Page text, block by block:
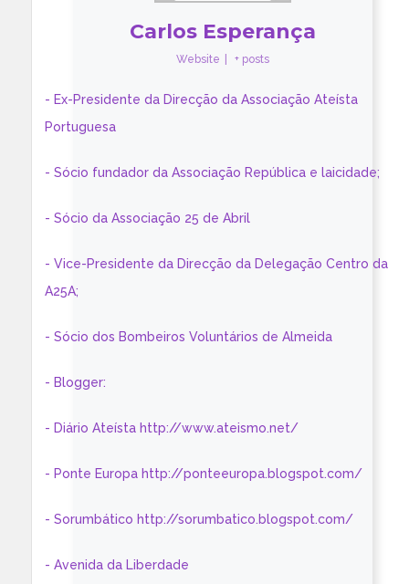
Carlos Esperança
Website + posts
- Ex-Presidente da Direcção da Associação Ateísta
Portuguesa
- Sócio fundador da Associação República e laicidade;
- Sócio da Associação 25 de Abril
- Vice-Presidente da Direcção da Delegação Centro da
A25A;
- Sócio dos Bombeiros Voluntários de Almeida
- Blogger:
- Diário Ateísta http://www.ateismo.net/
- Ponte Europa http://ponteeuropa.blogspot.com/
- Sorumbático http://sorumbatico.blogspot.com/
- Avenida da Liberdade